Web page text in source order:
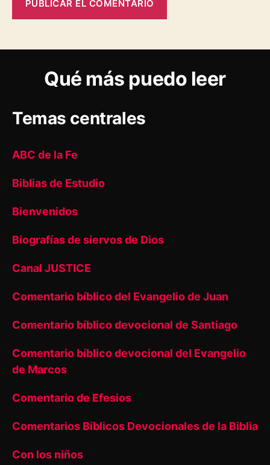
Qué más puedo leer
Temas centrales
ABC de la Fe
Biblias de Estudio
Bienvenidos
Biografías de siervos de Dios
Canal JUSTICE
Comentario bíblico del Evangelio de Juan
Comentario bíblico devocional de Santiago
Comentario bíblico devocional del Evangelio
de Marcos
Comentario de Efesios
Comentarios Bíblicos Devocionales de la Biblia
Con los niños